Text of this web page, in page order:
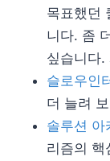
목표했던
니다. 좀
싶습니다.
슬로우인
더 늘려
솔루션 아
리즘의 핵